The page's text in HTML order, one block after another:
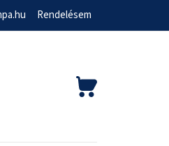
Rendelésem
KOSÁR